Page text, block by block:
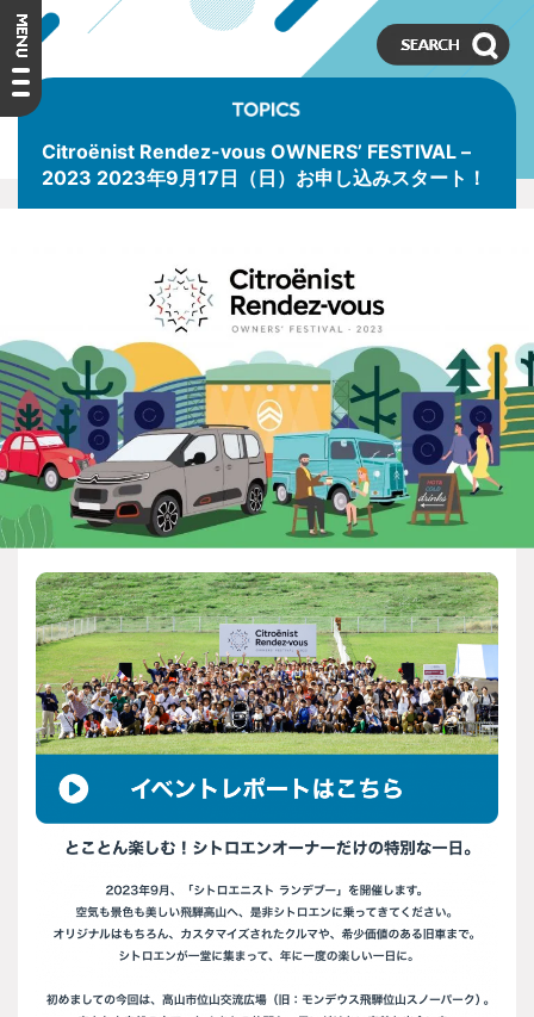
Citroënist Rendez-vous OWNERS’ FESTIVAL –
2023 2023年9月17日（日）お申し込みスタート！